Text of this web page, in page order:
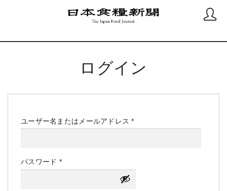
ログイン
ユーザー名またはメールアドレス*必
パスワード *必
須